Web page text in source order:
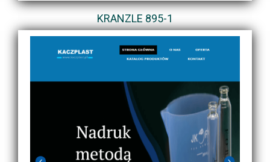
KRANZLE 895-1